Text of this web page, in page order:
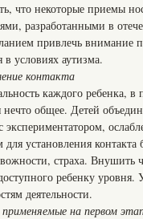
что некоторые приемы
разработанными в
привлечь внимание
условиях аутизма.
контакта
каждого ребенка,
нечто общее. Детей
экспериментатором,
установления
страха. Внушить
ребенку уровня.
деятельности.
на первом